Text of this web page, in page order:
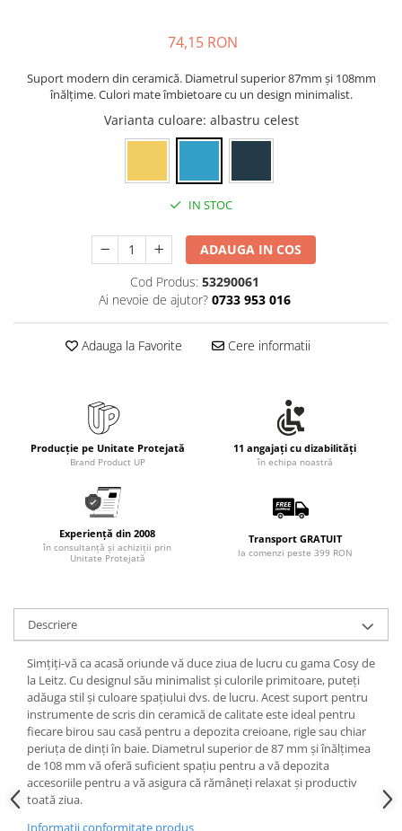
Markere diverse
Ascutitori, radiere, agrafe
Curatenie si igiena
Produse Antibacteriene
Articole pentru baie
Articole pentru bucatarie
Maturi, mopuri si galeti
Articole pentru rufe, casa,
geamuri, mobila
Articole pentru birou, suprafete,
Intretinere si odorizante masina
Saci de gunoi
Accesorii pentru curatenie
Formulare tipizate
Caiete si blocnotesuri
personalizate
Stampile, tusiere si tus
Protectia muncii si Imbracaminte
Imbracaminte
Tricouri
Bluze & Pulovere
74,15 RON
Suport modern din ceramică. Diametrul superior 87mm și 108mm
înălțime. Culori mate îmbietoare cu un design minimalist.
Varianta culoare: albastru celest
IN STOC
ADAUGA IN COS
Cod Produs: 53290061
Ai nevoie de ajutor? 0733 953 016
Adauga la Favorite Cere informatii
Producție pe Unitate Protejată
Brand Product UP
11 angajați cu dizabilități
în echipa noastră
Experiență din 2008
în consultanță și achiziții prin
Unitate Protejată
Transport GRATUIT
la comenzi peste 399 RON
Descriere
Simțiți-vă ca acasă oriunde vă duce ziua de lucru cu gama Cosy de
la Leitz. Cu designul său minimalist și culorile primitoare, puteți
adăuga stil și culoare spațiului dvs. de lucru. Acest suport pentru
instrumente de scris din ceramică de calitate este ideal pentru
fiecare birou sau casă pentru a depozita creioane, rigle sau chiar
periuța de dinți în baie. Diametrul superior de 87 mm și înălțimea
de 108 mm vă oferă suficient spațiu pentru a vă depozita
accesoriile pentru a vă asigura că rămâneți relaxat și productiv
toată ziua.
Informatii conformitate produs